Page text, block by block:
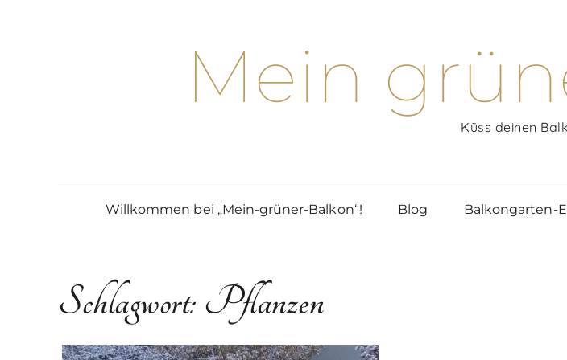
Mein
Küss deinen
Willkommen bei „Mein-grüner-Balkon“! Blog Balkongarten-
Schlagwort: Pflanzen